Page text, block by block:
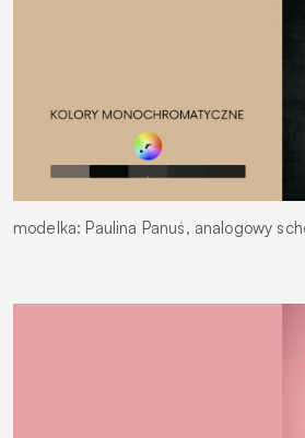
modelka: Paulina Panuś, analogowy